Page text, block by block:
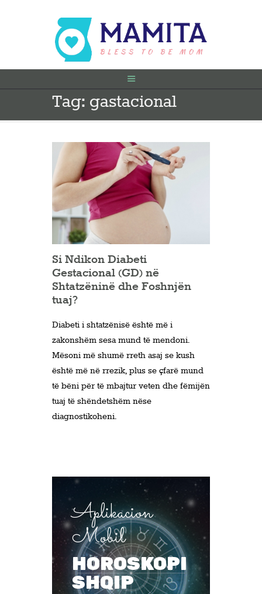
Tag: gastacional
FILLIMI
PARA SHTATËZANIE
VITI I PARË
KONTAKT
Si Ndikon Diabeti
Gestacional (GD) në
Shtatzëninë dhe Foshnjën
tuaj?
Diabeti i shtatzënisë është më i
zakonshëm sesa mund të mendoni.
Mësoni më shumë rreth asaj se kush
është më në rrezik, plus se çfarë mund
të bëni për të mbajtur veten dhe fëmijën
tuaj të shëndetshëm nëse
diagnostikoheni.
Aplikacion
Mobil
HOROSKOPI
SHQIP